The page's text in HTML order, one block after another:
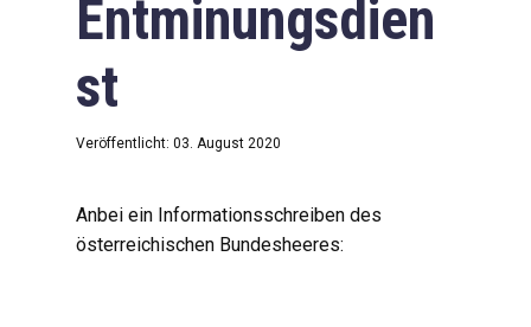
Entminungsdien
st
Veröffentlicht: 03. August 2020
Anbei ein Informationsschreiben des
österreichischen Bundesheeres: